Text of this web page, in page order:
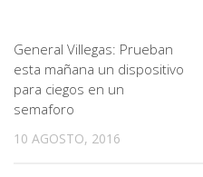
General Villegas: Prueban
esta mañana un dispositivo
para ciegos en un
semaforo
10 AGOSTO, 2016